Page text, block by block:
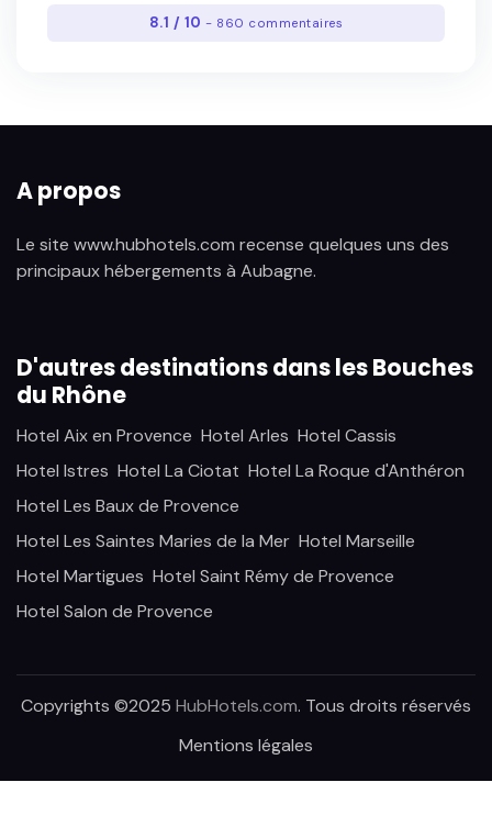
8.1 / 10- 860 commentaires
A propos
Le site www.hubhotels.com recense quelques uns des
principaux hébergements à Aubagne.
D'autres destinations dans les Bouches
du Rhône
Hotel Aix en Provence Hotel Arles Hotel Cassis
Hotel Istres Hotel La Ciotat Hotel La Roque d'Anthéron
Hotel Les Baux de Provence
Hotel Les Saintes Maries de la Mer Hotel Marseille
Hotel Martigues Hotel Saint Rémy de Provence
Hotel Salon de Provence
Copyrights ©2025 HubHotels.com. Tous droits réservés
Mentions légales